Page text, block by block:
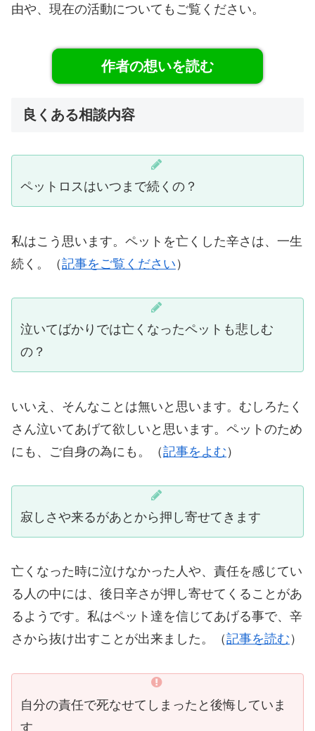
由や、現在の活動についてもご覧ください。
作者の想いを読む
良くある相談内容
ペットロスはいつまで続くの？
私はこう思います。ペットを亡くした辛さは、一生
続く。（記事をご覧ください ）
泣いてばかりでは亡くなったペットも悲しむ
の？
いいえ、そんなことは無いと思います。むしろたく
さん泣いてあげて欲しいと思います。ペットのため
にも、ご自身の為にも。（記事をよむ ）
寂しさや来るがあとから押し寄せてきます
亡くなった時に泣けなかった人や、責任を感じてい
る人の中には、後日辛さが押し寄せてくることがあ
るようです。私はペット達を信じてあげる事で、辛
さから抜け出すことが出来ました。（記事を読む ）
自分の責任で死なせてしまったと後悔していま
す